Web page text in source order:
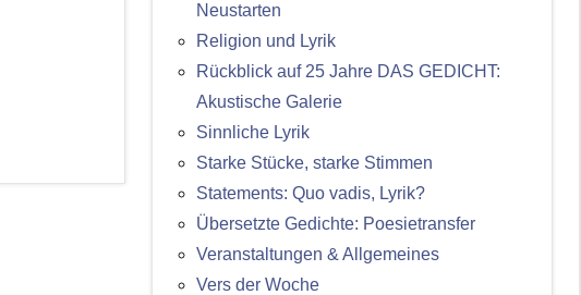
Neustarten
Religion und Lyrik
Rückblick auf 25 Jahre DAS GEDICHT:
Akustische Galerie
Sinnliche Lyrik
Starke Stücke, starke Stimmen
Statements: Quo vadis, Lyrik?
Übersetzte Gedichte: Poesietransfer
Veranstaltungen & Allgemeines
Vers der Woche